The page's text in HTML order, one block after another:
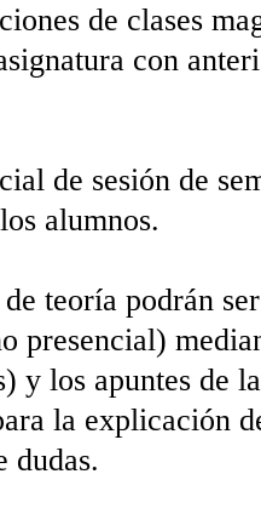
de clases
con
de sesión de
alumnos.
de teoría podrán
presencial)
y los apuntes de
la explicación
dudas.